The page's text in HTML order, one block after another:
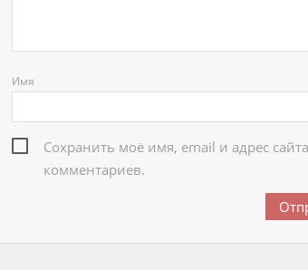
Имя
Сохранить моё имя, email и адрес
комментариев.